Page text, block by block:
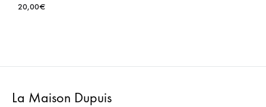
20,00€
La Maison Dupuis